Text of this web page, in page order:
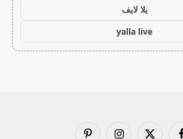
يلا لايف
yalla live